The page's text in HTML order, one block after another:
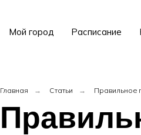
Мой город Расписание
Главная → Статьи → Правильное